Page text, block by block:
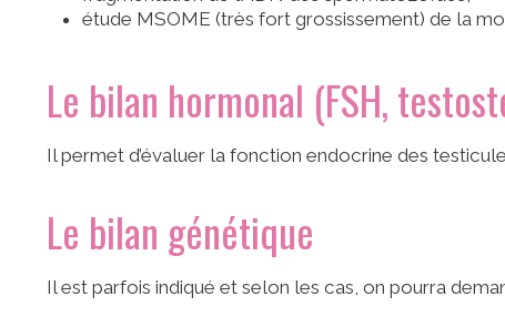
étude MSOME (très fort grossissement) de la
Le bilan hormonal (FSH,
Il permet d’évaluer la fonction endocrine des
Le bilan génétique
Il est parfois indiqué et selon les cas, on pourra